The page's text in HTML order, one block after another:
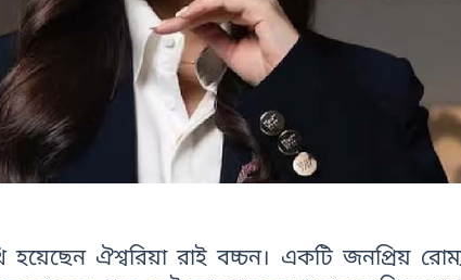
ঐশ্বরিয়া রাই বচ্চন। একটি জনপ্রিয়